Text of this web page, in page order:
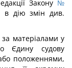
Закону №
дію змін див.
матеріалами у
Єдину судову
положеннями,